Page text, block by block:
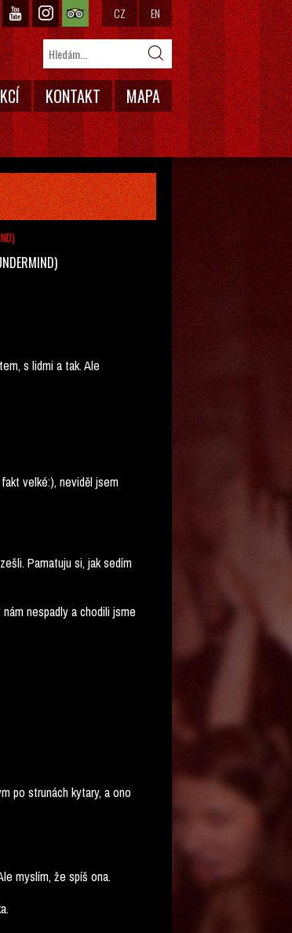
KONTAKT MAPA
CZ EN
s lidmi a tak. Ale
velké:), neviděl jsem
Pamatuju si, jak sedím
nespadly a chodili jsme
po strunách kytary, a ono
myslím, že spíš ona.